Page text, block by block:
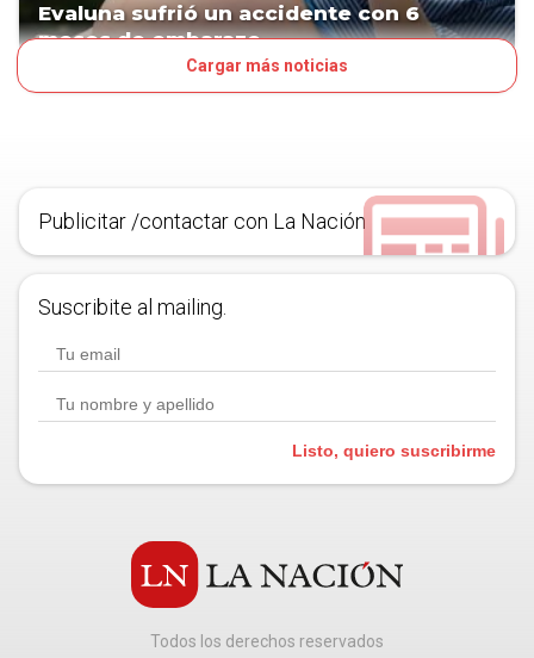
Evaluna sufrió un accidente con 6
meses de embarazo
Cargar más noticias
Publicitar /contactar con La Nación
Suscribite al mailing.
Listo, quiero suscribirme
Todos los derechos reservados